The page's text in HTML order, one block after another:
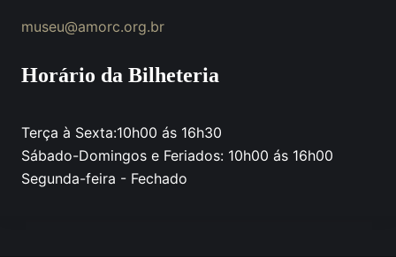
museu@amorc.org.br
Horário da Bilheteria
Terça à Sexta:10h00 ás 16h30
Sábado-Domingos e Feriados: 10h00 ás 16h00
Segunda-feira - Fechado